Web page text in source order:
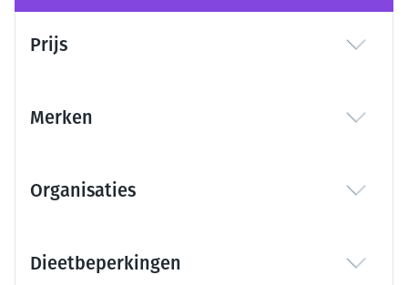
Prijs
Merken
Organisaties
Dieetbeperkingen